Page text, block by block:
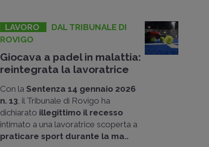
LAVORO
DAL TRIBUNALE DI
ROVIGO
Giocava a padel in malattia:
reintegrata la lavoratrice
Con la Sentenza 14 gennaio 2026
n. 13 , il Tribunale di Rovigo ha
dichiarato illegittimo il recesso
intimato a una lavoratrice scoperta a
praticare sport durante la ma..